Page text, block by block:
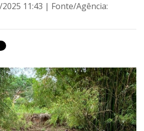
11:43 | Fonte/Agência: